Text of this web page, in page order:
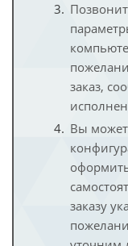
заказ,
Вы
заказу